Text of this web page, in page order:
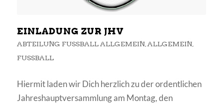
EINLADUNG ZUR JHV
ABTEILUNG FUSSBALL ALLGEMEIN , ALLGEMEIN,
FUSSBALL
Hiermit laden wir Dich herzlich zu der ordentlichen
Jahreshauptversammlung am Montag, den